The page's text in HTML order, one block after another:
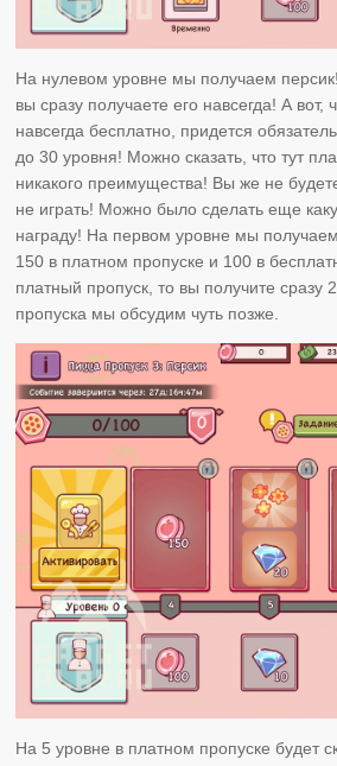
На нулевом уровне мы получаем
вы сразу получаете его навсегда! А вот,
навсегда бесплатно, придется
до 30 уровня! Можно сказать, что тут
никакого преимущества! Вы же не
не играть! Можно было сделать еще
награду! На первом уровне мы
150 в платном пропуске и 100 в
платный пропуск, то вы получите сразу
пропуска мы обсудим чуть позже.
На 5 уровне в платном пропуске будет